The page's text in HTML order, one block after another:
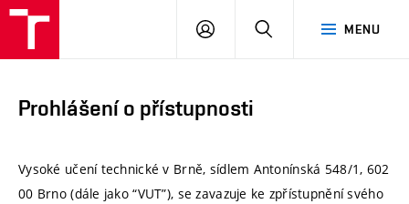
MENU
PŘIHLÁSIT
Prohlášení o přístupnosti
Vysoké učení technické v Brně, sídlem Antonínská 548/1, 602
00 Brno (dále jako “VUT”), se zavazuje ke zpřístupnění svého